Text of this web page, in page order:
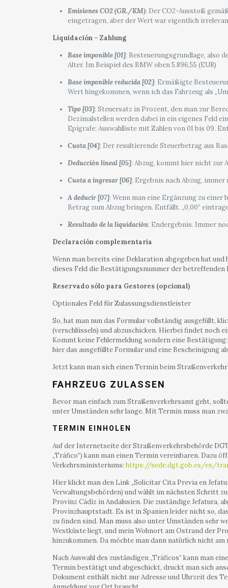
Emisiones CO2 (GR./KM): Der CO2-Ausstoß
eingetragen, aber der Wert war eigentlich
Liquidación – Zahlung
Base imponible [01]: Besteuerungsgrundlage, also
Alter. Im Beispiel des BMW oben 5.896,55 (EUR)
Base imponible reducida [02]: Ermäßigte
Wert hingekommen, wenn ich das Fahrzeug als
Tipo [03]: Steuersatz in Prozent, den man zur
Dezimalstellen werden dabei in ein eigenes Feld
Epígrafe: Auswahlliste mit Zahlen von 01 bis 09.
Cuota [04]: Der resultierende Steuerbetrag aus
Deducción lineal [05]: Abzug, kommt hier nicht zur
Cuota a ingresar [06]: Ergebnis nach Abzug, immer
A deducir [07]: Wenn man eine Ergänzung zu
Betrag zum Abzug bringen. Entfällt. „0,00“
Resultado de la liquidación: Endergebnis. Immer
Declaración complementaria
Wenn man bereits eine Deklaration abgegeben hat
dieses Feld die Bestätigungsnummer der
Reservado sólo para Gestores (opcional)
Optionales Feld für Zulassungsdienstleister
So, hat man nun das Formular vollständig ausgefüllt,
(verschlüsseln) und abzuschicken. Hierbei findet noch
Kommt keine Fehlermeldung sondern eine
hier das ausgefüllte Formular und eine Bescheinigung
Jetzt kann man sich einen Termin beim
FAHRZEUG ZULASSEN
Bevor man einfach zum Straßenverkehrsamt geht,
unter Umständen sehr lange. Mit Termin muss man
TERMIN EINHOLEN
Auf der Internetseite der Straßenverkehrsbehörde
„Tráfico“) kann man einen Termin vereinbaren. Dazu
Verkehrsministeriums: https://sede.dgt.gob.es/es/
Hier klickt man den Link „Solicitar Cita Previa en
Verwaltungsbehörden) und wählt im nächsten Schritt
Provinz Cádiz in Andalusien. Die zuständige Jefatura,
Provinzhauptstadt. Es ist in Spanien leider nicht so,
zu finden sind. Man muss also unter Umständen sehr
Westküste liegt, und mein Wohnort am Ostrand der
hinzukommen. Da möchte man dann natürlich nicht
Nach Auswahl des zuständigen „Tráficos“ kann man
Termin bestätigt und abgeschickt, druckt man sich
Dokument enthält nicht nur Adresse und Uhrzeit des